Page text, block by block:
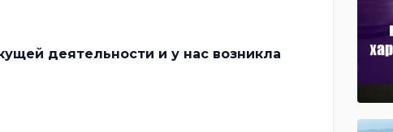
деятельности и у нас возникла